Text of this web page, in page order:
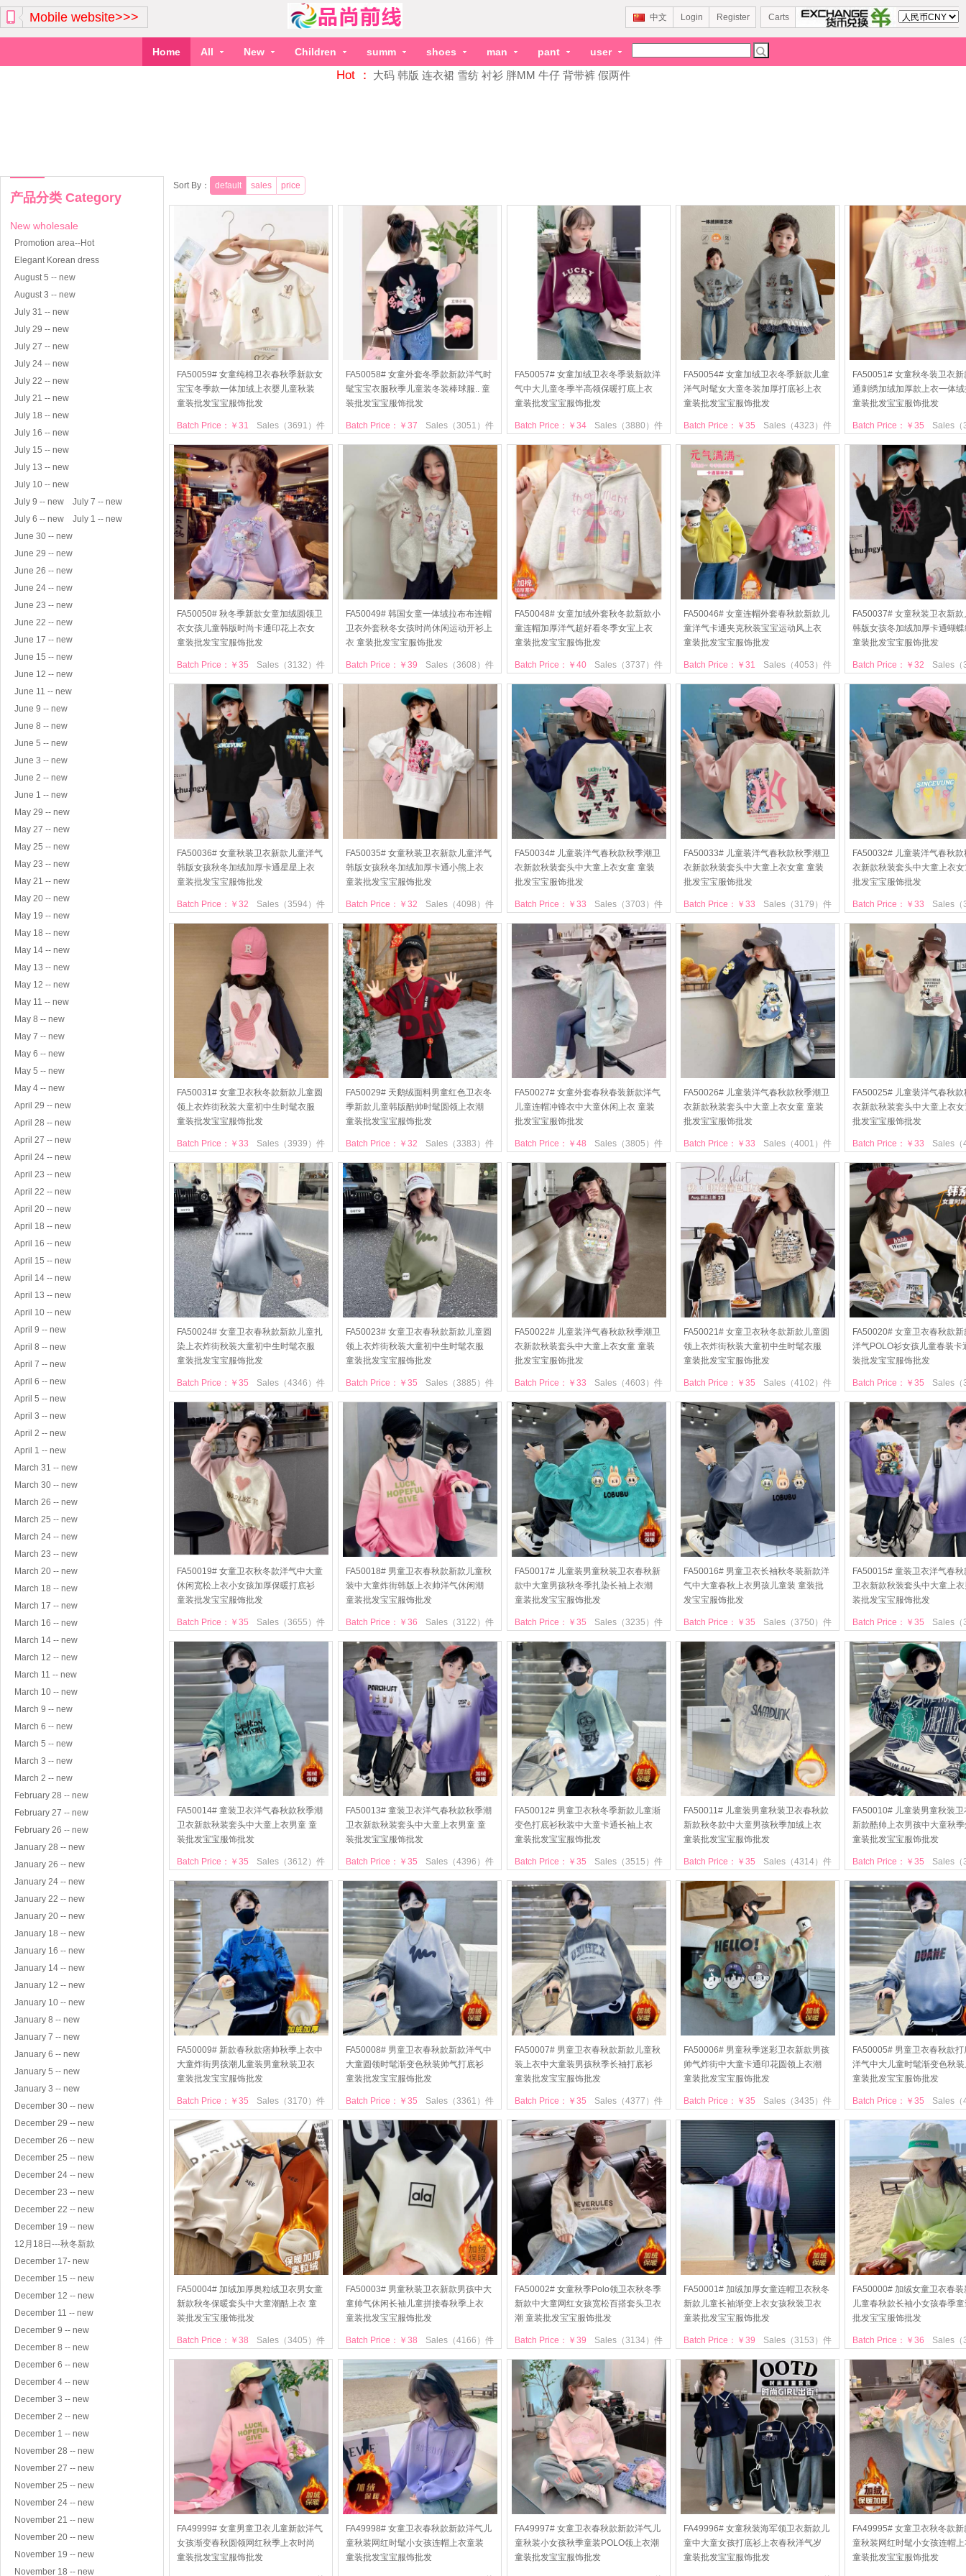
Mobile website>>> Carts
中文 Login Register
Home All New Children summ shoes man pant user
Hot ： 大码 韩版 连衣裙 雪纺 衬衫 胖MM 牛仔 背带裤 假两件
产品分类 Category
New wholesale
Promotion area--Hot
Elegant Korean dress
August 5 -- new
August 3 -- new
July 31 -- new
July 29 -- new
July 27 -- new
July 24 -- new
July 22 -- new
July 21 -- new
July 18 -- new
July 16 -- new
July 15 -- new
July 13 -- new
July 10 -- new
July 9 -- new
July 7 -- new
July 6 -- new
July 1 -- new
June 30 -- new
June 29 -- new
June 26 -- new
June 24 -- new
June 23 -- new
June 22 -- new
June 17 -- new
June 15 -- new
June 12 -- new
June 11 -- new
June 9 -- new
June 8 -- new
June 5 -- new
June 3 -- new
June 2 -- new
June 1 -- new
May 29 -- new
May 27 -- new
May 25 -- new
May 23 -- new
May 21 -- new
May 20 -- new
May 19 -- new
May 18 -- new
May 14 -- new
May 13 -- new
May 12 -- new
May 11 -- new
May 8 -- new
May 7 -- new
May 6 -- new
May 5 -- new
May 4 -- new
April 29 -- new
April 28 -- new
April 27 -- new
April 24 -- new
April 23 -- new
April 22 -- new
April 20 -- new
April 18 -- new
April 16 -- new
April 15 -- new
April 14 -- new
April 13 -- new
April 10 -- new
April 9 -- new
April 8 -- new
April 7 -- new
April 6 -- new
April 5 -- new
April 3 -- new
April 2 -- new
April 1 -- new
March 31 -- new
March 30 -- new
March 26 -- new
March 25 -- new
March 24 -- new
March 23 -- new
March 20 -- new
March 18 -- new
March 17 -- new
March 16 -- new
March 14 -- new
March 12 -- new
March 11 -- new
March 10 -- new
March 9 -- new
March 6 -- new
March 5 -- new
March 3 -- new
March 2 -- new
February 28 -- new
February 27 -- new
February 26 -- new
January 28 -- new
January 26 -- new
January 24 -- new
January 22 -- new
January 20 -- new
January 18 -- new
January 16 -- new
January 14 -- new
January 12 -- new
January 10 -- new
January 8 -- new
January 7 -- new
January 6 -- new
January 5 -- new
January 3 -- new
December 30 -- new
December 29 -- new
December 26 -- new
December 25 -- new
December 24 -- new
December 23 -- new
December 22 -- new
December 19 -- new
12月18日---秋冬新款
December 17- new
December 15 -- new
December 12 -- new
December 11 -- new
December 9 -- new
December 8 -- new
December 6 -- new
December 4 -- new
December 3 -- new
December 2 -- new
December 1 -- new
November 28 -- new
November 27 -- new
November 25 -- new
November 24 -- new
November 21 -- new
November 20 -- new
November 19 -- new
November 18 -- new
Sort By： default sales price
FA50059# 女童纯棉卫衣春秋季新款女
宝宝冬季款一体加绒上衣婴儿童秋装
童装批发宝宝服饰批发
Sales（3691）件
Batch Price：￥31
FA50058# 女童外套冬季款新款洋气时
髦宝宝衣服秋季儿童装冬装棒球服.. 童
装批发宝宝服饰批发
Sales（3051）件
Batch Price：￥37
FA50057# 女童加绒卫衣冬季装新款洋
气中大儿童冬季半高领保暖打底上衣
童装批发宝宝服饰批发
Sales（3880）件
Batch Price：￥34
FA50054# 女童加绒卫衣冬季新款儿童
洋气时髦女大童冬装加厚打底衫上衣
童装批发宝宝服饰批发
Sales（4323）件
Batch Price：￥35
FA50051# 女童秋冬装卫衣
通刺绣加绒加厚款上衣一体
童装批发宝宝服饰批发
Sales（
Batch Price：￥35
FA50050# 秋冬季新款女童加绒圆领卫
衣女孩儿童韩版时尚卡通印花上衣女
童装批发宝宝服饰批发
Sales（3132）件
Batch Price：￥35
FA50049# 韩国女童一体绒拉布布连帽
卫衣外套秋冬女孩时尚休闲运动开衫上
衣 童装批发宝宝服饰批发
Sales（3608）件
Batch Price：￥39
FA50048# 女童加绒外套秋冬款新款小
童连帽加厚洋气超好看冬季女宝上衣
童装批发宝宝服饰批发
Sales（3737）件
Batch Price：￥40
FA50046# 女童连帽外套春秋款新款儿
童洋气卡通夹克秋装宝宝运动风上衣
童装批发宝宝服饰批发
Sales（4053）件
Batch Price：￥31
FA50037# 女童秋装卫衣新
韩版女孩冬加绒加厚卡通蝴
童装批发宝宝服饰批发
Sales（
Batch Price：￥32
FA50036# 女童秋装卫衣新款儿童洋气
韩版女孩秋冬加绒加厚卡通星星上衣
童装批发宝宝服饰批发
Sales（3594）件
Batch Price：￥32
FA50035# 女童秋装卫衣新款儿童洋气
韩版女孩秋冬加绒加厚卡通小熊上衣
童装批发宝宝服饰批发
Sales（4098）件
Batch Price：￥32
FA50034# 儿童装洋气春秋款秋季潮卫
衣新款秋装套头中大童上衣女童 童装
批发宝宝服饰批发
Sales（3703）件
Batch Price：￥33
FA50033# 儿童装洋气春秋款秋季潮卫
衣新款秋装套头中大童上衣女童 童装
批发宝宝服饰批发
Sales（3179）件
Batch Price：￥33
FA50032# 儿童装洋气春秋
衣新款秋装套头中大童上衣
批发宝宝服饰批发
Sales（
Batch Price：￥33
FA50031# 女童卫衣秋冬款新款儿童圆
领上衣炸街秋装大童初中生时髦衣服
童装批发宝宝服饰批发
Sales（3939）件
Batch Price：￥33
FA50029# 天鹅绒面料男童红色卫衣冬
季新款儿童韩版酷帅时髦圆领上衣潮
童装批发宝宝服饰批发
Sales（3383）件
Batch Price：￥32
FA50027# 女童外套春秋春装新款洋气
儿童连帽冲锋衣中大童休闲上衣 童装
批发宝宝服饰批发
Sales（3805）件
Batch Price：￥48
FA50026# 儿童装洋气春秋款秋季潮卫
衣新款秋装套头中大童上衣女童 童装
批发宝宝服饰批发
Sales（4001）件
Batch Price：￥33
FA50025# 儿童装洋气春秋
衣新款秋装套头中大童上衣
批发宝宝服饰批发
Sales（
Batch Price：￥33
FA50024# 女童卫衣春秋款新款儿童扎
染上衣炸街秋装大童初中生时髦衣服
童装批发宝宝服饰批发
Sales（4346）件
Batch Price：￥35
FA50023# 女童卫衣春秋款新款儿童圆
领上衣炸街秋装大童初中生时髦衣服
童装批发宝宝服饰批发
Sales（3885）件
Batch Price：￥35
FA50022# 儿童装洋气春秋款秋季潮卫
衣新款秋装套头中大童上衣女童 童装
批发宝宝服饰批发
Sales（4603）件
Batch Price：￥33
FA50021# 女童卫衣秋冬款新款儿童圆
领上衣炸街秋装大童初中生时髦衣服
童装批发宝宝服饰批发
Sales（4102）件
Batch Price：￥35
FA50020# 女童卫衣春秋款
洋气POLO衫女孩儿童春装卡
装批发宝宝服饰批发
Sales（
Batch Price：￥35
FA50019# 女童卫衣秋冬款洋气中大童
休闲宽松上衣小女孩加厚保暖打底衫
童装批发宝宝服饰批发
Sales（3655）件
Batch Price：￥35
FA50018# 男童卫衣春秋款新款儿童秋
装中大童炸街韩版上衣帅洋气休闲潮
童装批发宝宝服饰批发
Sales（3122）件
Batch Price：￥36
FA50017# 儿童装男童秋装卫衣春秋新
款中大童男孩秋冬季扎染长袖上衣潮
童装批发宝宝服饰批发
Sales（3235）件
Batch Price：￥35
FA50016# 男童卫衣长袖秋冬装新款洋
气中大童春秋上衣男孩儿童装 童装批
发宝宝服饰批发
Sales（3750）件
Batch Price：￥35
FA50015# 童装卫衣洋气春
卫衣新款秋装套头中大童上
装批发宝宝服饰批发
Sales（
Batch Price：￥35
FA50014# 童装卫衣洋气春秋款秋季潮
卫衣新款秋装套头中大童上衣男童 童
装批发宝宝服饰批发
Sales（3612）件
Batch Price：￥35
FA50013# 童装卫衣洋气春秋款秋季潮
卫衣新款秋装套头中大童上衣男童 童
装批发宝宝服饰批发
Sales（4396）件
Batch Price：￥35
FA50012# 男童卫衣秋冬季新款儿童渐
变色打底衫秋装中大童卡通长袖上衣
童装批发宝宝服饰批发
Sales（3515）件
Batch Price：￥35
FA50011# 儿童装男童秋装卫衣春秋款
新款秋冬款中大童男孩秋季加绒上衣
童装批发宝宝服饰批发
Sales（4314）件
Batch Price：￥35
FA50010# 儿童装男童秋装
新款酷帅上衣男孩中大童秋
童装批发宝宝服饰批发
Sales（
Batch Price：￥35
FA50009# 新款春秋款痞帅秋季上衣中
大童炸街男孩潮儿童装男童秋装卫衣
童装批发宝宝服饰批发
Sales（3170）件
Batch Price：￥35
FA50008# 男童卫衣春秋款新款洋气中
大童圆领时髦渐变色秋装帅气打底衫
童装批发宝宝服饰批发
Sales（3361）件
Batch Price：￥35
FA50007# 男童卫衣春秋款新款儿童秋
装上衣中大童装男孩秋季长袖打底衫
童装批发宝宝服饰批发
Sales（4377）件
Batch Price：￥35
FA50006# 男童秋季迷彩卫衣新款男孩
帅气炸街中大童卡通印花圆领上衣潮
童装批发宝宝服饰批发
Sales（3435）件
Batch Price：￥35
FA50005# 男童卫衣春秋款
洋气中大儿童时髦渐变色秋
童装批发宝宝服饰批发
Sales（
Batch Price：￥35
FA50004# 加绒加厚奥粒绒卫衣男女童
新款秋冬保暖套头中大童潮酷上衣 童
装批发宝宝服饰批发
Sales（3405）件
Batch Price：￥38
FA50003# 男童秋装卫衣新款男孩中大
童帅气休闲长袖儿童拼接春秋季上衣
童装批发宝宝服饰批发
Sales（4166）件
Batch Price：￥38
FA50002# 女童秋季Polo领卫衣秋冬季
新款中大童网红女孩宽松百搭套头卫衣
潮 童装批发宝宝服饰批发
Sales（3134）件
Batch Price：￥39
FA50001# 加绒加厚女童连帽卫衣秋冬
新款儿童长袖渐变上衣女孩秋装卫衣
童装批发宝宝服饰批发
Sales（3153）件
Batch Price：￥39
FA50000# 加绒女童卫衣春
儿童春秋款长袖小女孩春季
批发宝宝服饰批发
Sales（
Batch Price：￥36
FA49999# 女童男童卫衣儿童新款洋气
女孩渐变春秋圆领网红秋季上衣时尚
童装批发宝宝服饰批发
FA49998# 女童卫衣春秋款新款洋气儿
童秋装网红时髦小女孩连帽上衣童装
童装批发宝宝服饰批发
FA49997# 女童卫衣春秋款新款洋气儿
童秋装小女孩秋季童装POLO领上衣潮
童装批发宝宝服饰批发
FA49996# 女童秋装海军领卫衣新款儿
童中大童女孩打底衫上衣春秋洋气岁
童装批发宝宝服饰批发
FA49995# 女童卫衣秋冬款
童秋装网红时髦小女孩连帽
童装批发宝宝服饰批发